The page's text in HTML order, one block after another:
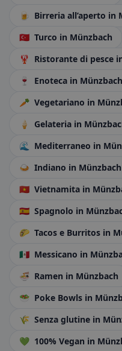
🍺 Birreria all’aperto in
🇹🇷 Turco in Münzbach
🦞 Ristorante di pesce
🍷
Enoteca in Münzbach
🥕 Vegetariano in
🍦
Gelateria in
🌊
Mediterraneo in
🍛 Indiano in Münzbach
🇻🇳 Vietnamita in
🇪🇸 Spagnolo in
🌮 Tacos e Burritos in
🇲🇽 Messicano in
🍜 Ramen in Münzbach
🥗 Poke Bowls in
🌾 Senza glutine in
💚 100% Vegan in